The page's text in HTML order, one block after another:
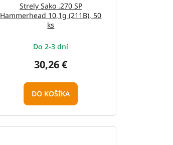
Strely Sako .270 SP
Hammerhead 10,1g (211B), 50
ks
Do 2-3 dní
30,26 €
DO KOŠÍKA